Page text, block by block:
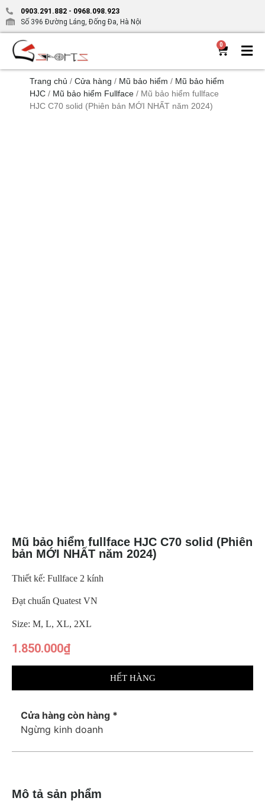
0903.291.882 - 0968.098.923
Số 396 Đường Láng, Đống Đa, Hà Nội
0
Trang chủ / Cửa hàng / Mũ bảo hiểm / Mũ bảo hiểm
HJC / Mũ bảo hiểm Fullface / Mũ bảo hiểm fullface
HJC C70 solid (Phiên bản MỚI NHẤT năm 2024)
Mũ bảo hiểm fullface HJC C70 solid (Phiên
bản MỚI NHẤT năm 2024)
Thiết kế: Fullface 2 kính
Đạt chuẩn Quatest VN
Size: M, L, XL, 2XL
1.850.000₫
HẾT HÀNG
Cửa hàng còn hàng *
Ngừng kinh doanh
Mô tả sản phẩm